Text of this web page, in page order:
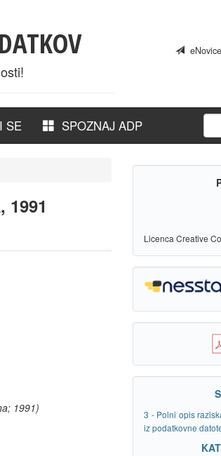
eNovice
SE SPOZNAJ ADP
1991
1991)
Licenca Creative
3 - Polni opis
iz podatkovne